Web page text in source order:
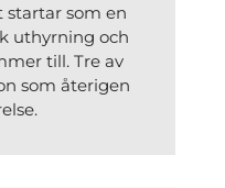
som en
uthyrning och
till. Tre av
som återigen